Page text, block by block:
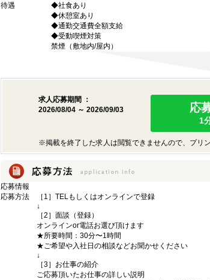
待遇
◆社食あり
◆休憩室あり
◆通勤交通費全額支給
◆受動喫煙対策
禁煙（敷地内/屋内）
求人応募期間 ：
2026/08/04 ～ 2026/09/03
応
1
※掲載を終了した求人は閲覧できませんので、プリ
応募情報
応募方法
［1］TELもしくはオンラインで登録
↓
［2］面談（登録）
オンラインor電話お選び頂けます
★所要時間：30分〜1時間
★ご希望や入社日の相談などお聞かせください
↓
［3］お仕事の紹介
ご応募頂いたお仕事の詳しい説明